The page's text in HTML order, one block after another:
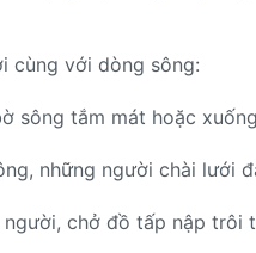
cùng với dòng sông:
sông tắm mát hoặc
những người chài lưới
chở đồ tấp nập